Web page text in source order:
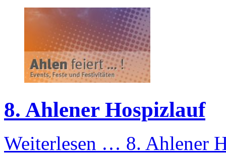
8. Ahlener Hospizlauf
Weiterlesen … 8. Ahlener